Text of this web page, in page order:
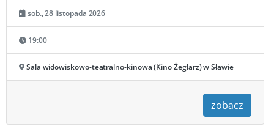
sob., 28 listopada 2026
19:00
Sala widowiskowo-teatralno-kinowa (Kino Żeglarz) w Sławie
zobacz